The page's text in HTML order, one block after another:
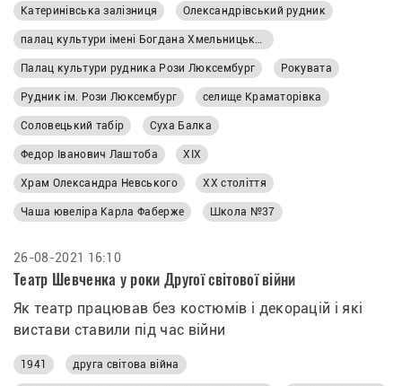
мікрорайону й до чого тут чаша Фаберже — про все
читайте в матеріалі «Першого Криворізького».
Катеринівська залізниця Олександрівський рудник
палац культури імені Богдана Хмельницького
Палац культури рудника Рози Люксембург Рокувата
Рудник ім. Рози Люксембург селище Краматорівка
Соловецький табір Суха Балка
Федор Іванович Лаштоба ХІХ
Храм Олександра Невського ХХ століття
Чаша ювеліра Карла Фаберже Школа №37
26-08-2021 16:10
Театр Шевченка у роки Другої світової війни
Як театр працював без костюмів і декорацій і які
вистави ставили під час війни
1941 друга світова війна